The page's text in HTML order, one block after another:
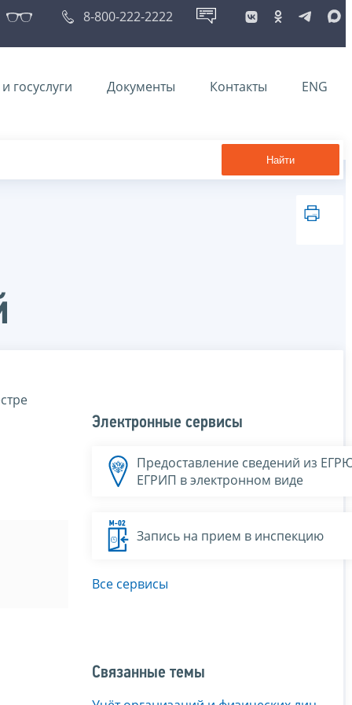
8-800-222-2222
госуслуги Документы Контакты ENG
Найти
Электронные сервисы
Предоставление сведений из
ЕГРИП в электронном виде
Запись на прием в инспекцию
Все сервисы
Связанные темы